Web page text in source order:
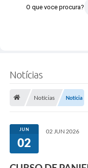
O que voce procura?
Notícias
Notícias Notícia
JUN
02
02 JUN 2026